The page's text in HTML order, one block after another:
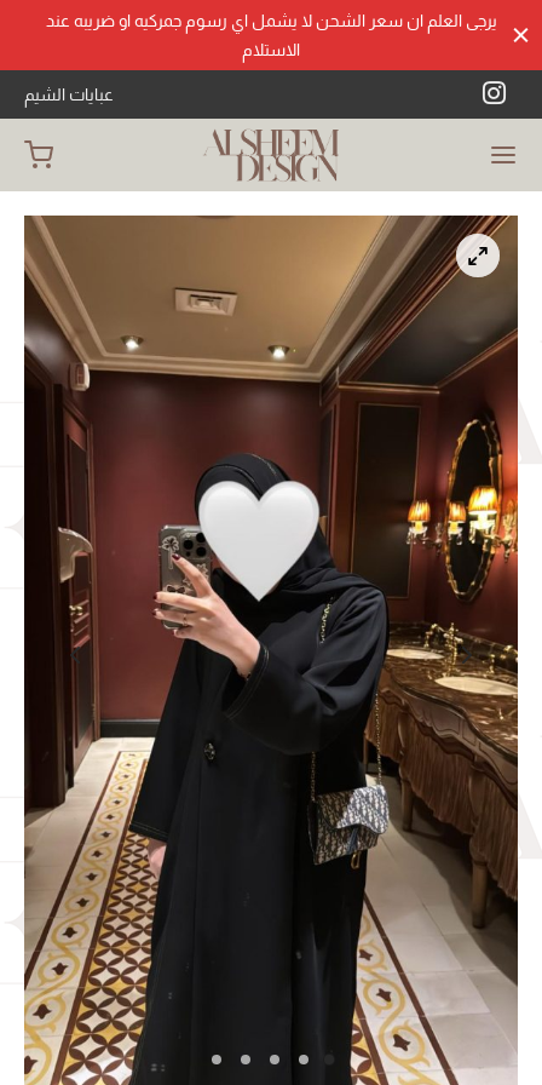
يرجى العلم ان سعر الشحن لا يشمل اي رسوم جمركيه او ضريبه عند
الاستلام
عبايات الشيم